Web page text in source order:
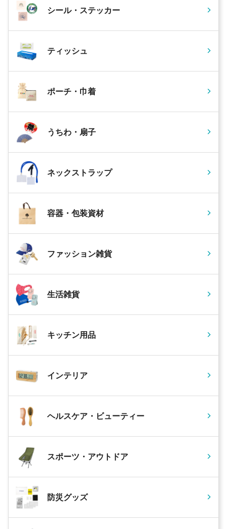
シール・ステッカー
ティッシュ
ポーチ・巾着
うちわ・扇子
ネックストラップ
容器・包装資材
ファッション雑貨
生活雑貨
キッチン用品
インテリア
ヘルスケア・ビューティー
スポーツ・アウトドア
防災グッズ